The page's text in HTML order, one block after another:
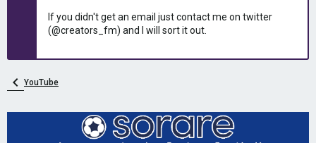
If you didn't get an email just contact me on twitter
(@creators_fm) and I will sort it out.
YouTube